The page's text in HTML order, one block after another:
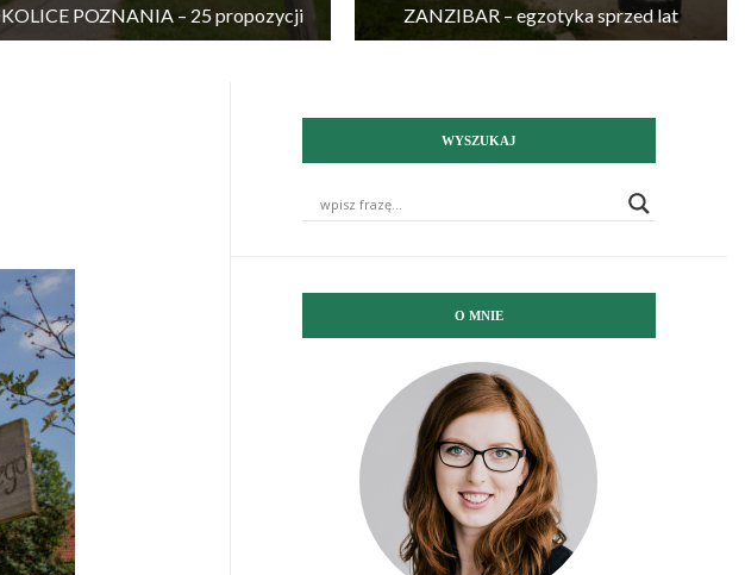
POZNANIA – 25 propozycji
ZANZIBAR – egzotyka sprzed lat
WYSZUKAJ
O MNIE